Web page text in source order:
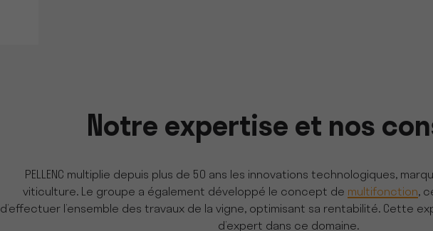
Notre expertise et nos
PELLENC multiplie depuis plus de 50 ans les innovations technologiques,
viticulture. Le groupe a également développé le concept de multifonction,
d’effectuer l’ensemble des travaux de la vigne, optimisant sa rentabilité. Cette
d’expert dans ce domaine.